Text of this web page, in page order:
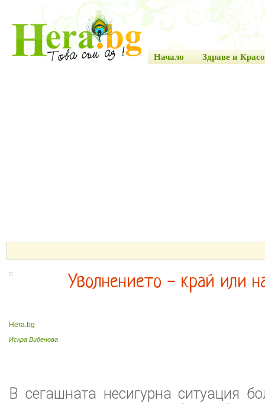
Начало Здраве и
Уволнението - край или
Hera.bg
Искра Виденова
В сегашната несигурна ситуация